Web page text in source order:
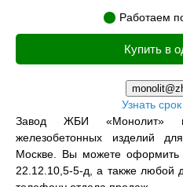
Работаем
Купить в
Узнать
Завод ЖБИ «Монолит»
железобетонных изделий
Москве. Вы можете
22.12.10,5-5-д, а также любой